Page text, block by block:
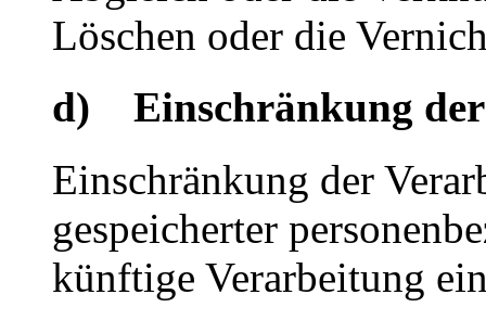
Löschen oder die
d) Einschränkung der
Einschränkung der
gespeicherter
künftige Verarbeitung